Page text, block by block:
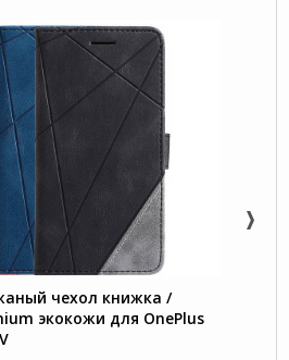
чехол книжка /
экокожи для OnePlus